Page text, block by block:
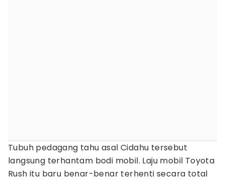
Tubuh pedagang tahu asal Cidahu tersebut
langsung terhantam bodi mobil. Laju mobil Toyota
Rush itu baru benar-benar terhenti secara total